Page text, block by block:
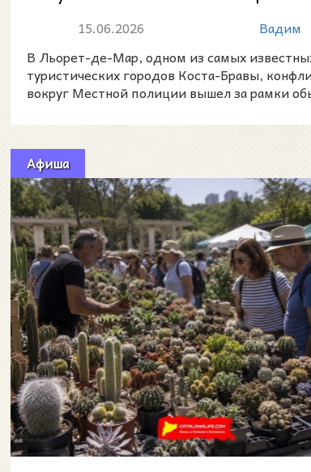
нехватки сотрудников
15.06.2026
Вадим
В Льорет-де-Мар, одном из самых
туристических городов Коста-Бравы,
вокруг Местной полиции вышел за рамки
Афиша